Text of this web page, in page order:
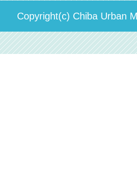
駅構内出店者様募集
決算概要
輸送人員の推移（PDF）
Copyright(c) Chiba Urban